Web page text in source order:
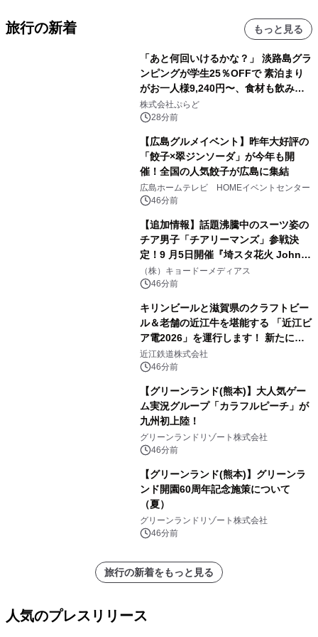
旅行の新着 もっと見る
「あと何回いけるかな？」 淡路島グラ
ンピングが学生25％OFFで 素泊まり
がお一人様9,240円〜、食材も飲み物
も持ち込み自由 「グランピングリゾー
ト Awaji」9月30日までの平日限定
株式会社ぷらど
28分前
【広島グルメイベント】昨年大好評の
「餃子×翠ジンソーダ」が今年も開
催！全国の人気餃子が広島に集結
広島ホームテレビ HOMEイベントセンター
46分前
【追加情報】話題沸騰中のスーツ姿の
チア男子「チアリーマンズ」参戦決
定！9 月5日開催『埼スタ花火 John
Williams Fireworks 2026』を大迫力
のパフォーマンスで熱く盛り上げる！
（株）キョードーメディアス
46分前
キリンビールと滋賀県のクラフトビー
ル＆老舗の近江牛を堪能する 「近江ビ
ア電2026」を運行します！ 新たに
「長濱浪漫ビール」が参加！キリン一
番搾り飲み放題が復活！
近江鉄道株式会社
46分前
【グリーンランド(熊本)】大人気ゲー
ム実況グループ「カラフルピーチ」が
九州初上陸！
グリーンランドリゾート株式会社
46分前
【グリーンランド(熊本)】グリーンラ
ンド開園60周年記念施策について
（夏）
グリーンランドリゾート株式会社
46分前
旅行の新着をもっと見る
人気のプレスリリース